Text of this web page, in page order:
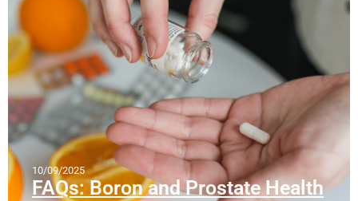
10/09/2025
FAQs: Boron and Prostate Health